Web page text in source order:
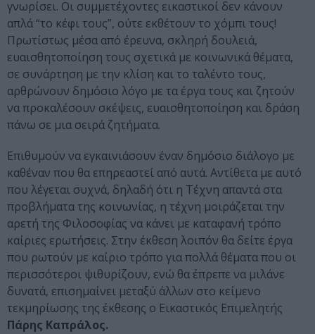
γνωρίσει. Οι συμμετέχοντες εικαστικοί δεν κάνουν
απλά “το κέφι τους”, ούτε εκθέτουν το χόμπι τους!
Πρωτίστως μέσα από έρευνα, σκληρή δουλειά,
ευαισθητοποίηση τους σχετικά με κοινωνικά θέματα,
σε συνάρτηση με την κλίση και το ταλέντο τους,
αρθρώνουν δημόσιο λόγο με τα έργα τους και ζητούν
να προκαλέσουν σκέψεις, ευαισθητοποίηση και δράση
πάνω σε μια σειρά ζητήματα.
Επιθυμούν να εγκαινιάσουν έναν δημόσιο διάλογο με
καθέναν που θα επηρεαστεί από αυτά. Αντίθετα με αυτό
που λέγεται συχνά, δηλαδή ότι η Τέχνη απαντά στα
προβλήματα της κοινωνίας, η τέχνη μοιράζεται την
αρετή της Φιλοσοφίας να κάνει με καταφανή τρόπο
καίριες ερωτήσεις. Στην έκθεση λοιπόν θα δείτε έργα
που ρωτούν με καίριο τρόπο για πολλά θέματα που οι
περισσότεροι ψιθυρίζουν, ενώ θα έπρεπε να μιλάνε
δυνατά, επισημαίνει μεταξύ άλλων στο κείμενο
τεκμηρίωσης της έκθεσης ο Εικαστικός Επιμελητής
Πάρης Καπράλος.